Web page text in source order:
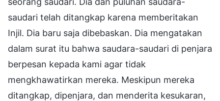
saudari telah ditangkap karena memberitakan
Injil. Dia baru saja dibebaskan. Dia mengatakan
dalam surat itu bahwa saudara-saudari di penjara
berpesan kepada kami agar tidak
mengkhawatirkan mereka. Meskipun mereka
ditangkap, dipenjara, dan menderita kesukaran,